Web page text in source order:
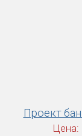
Проект
Цена: